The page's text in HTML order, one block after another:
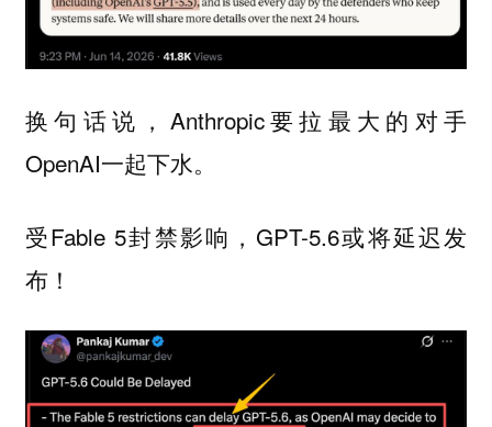
换句话说，Anthropic要拉最大的对手
OpenAI一起下水。
受Fable 5封禁影响，GPT-5.6或将延迟发
布！